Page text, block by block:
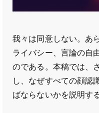
我々は同意しない。あ
ライバシー、言論の自
のである。本稿では、
し、なぜすべての顔認
ばならないかを説明する